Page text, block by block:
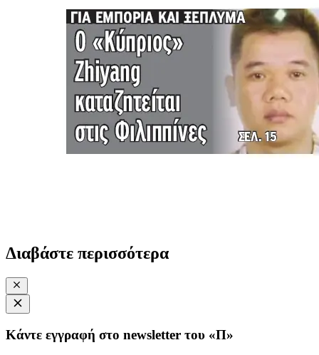
Διαβάστε περισσότερα
Κάντε εγγραφή στο newsletter του «Π»